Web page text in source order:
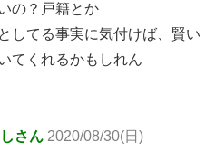
の？戸籍とか
してる事実に気付けば、賢い
てくれるかもしれん
さん 2020/08/30(日)